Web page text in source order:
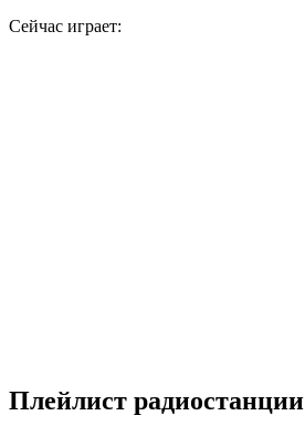
Сейчас играет:
Плейлист радиостанции